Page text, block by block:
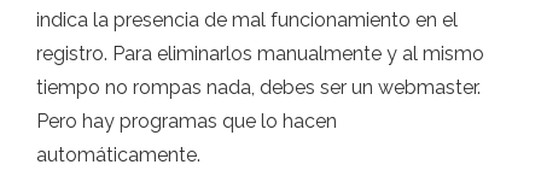
indica la presencia de mal funcionamiento en el
registro. Para eliminarlos manualmente y al mismo
tiempo no rompas nada, debes ser un webmaster.
Pero hay programas que lo hacen
automáticamente.